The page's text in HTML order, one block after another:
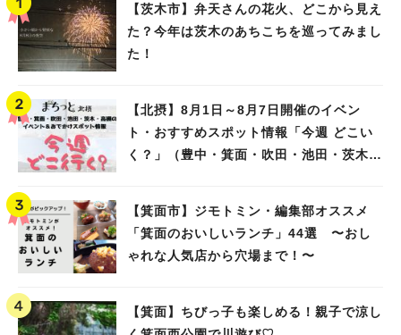
【茨木市】弁天さんの花火、どこから見え
た？今年は茨木のあちこちを巡ってみまし
た！
【北摂】8月1日～8月7日開催のイベン
ト・おすすめスポット情報「今週 どこい
く？」（豊中・箕面・吹田・池田・茨木・
【箕面市】ジモトミン・編集部オススメ
「箕面のおいしいランチ」44選 〜おし
ゃれな人気店から穴場まで！〜
【箕面】ちびっ子も楽しめる！親子で涼し